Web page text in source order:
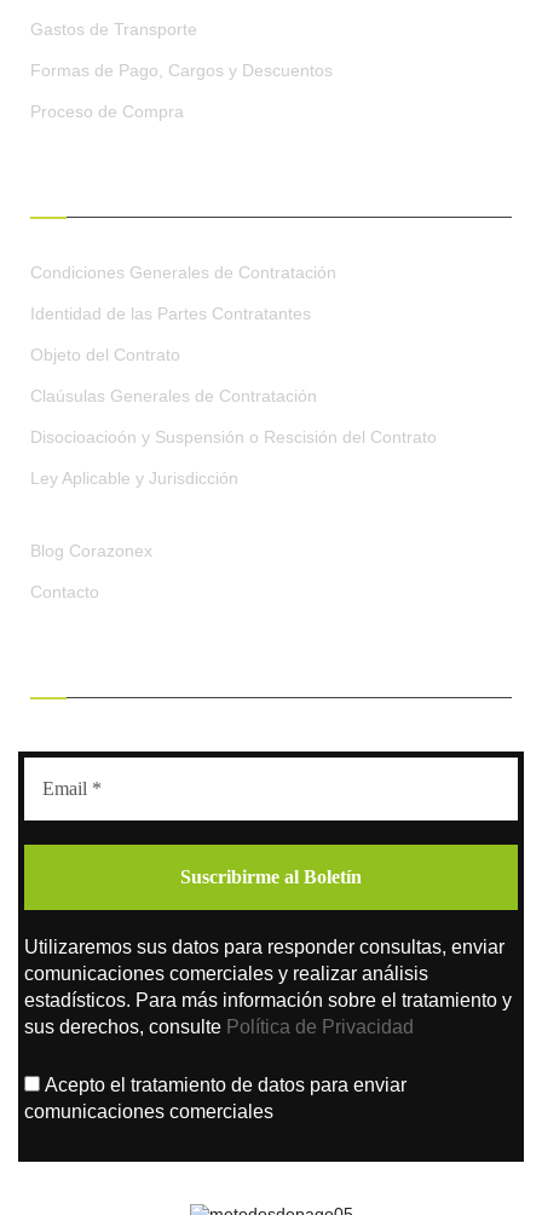
Gastos de Transporte
Formas de Pago, Cargos y Descuentos
Proceso de Compra
Condiciones Generales de Contratación
Identidad de las Partes Contratantes
Objeto del Contrato
Claúsulas Generales de Contratación
Disocioacioón y Suspensión o Rescisión del Contrato
Ley Aplicable y Jurisdicción
Blog Corazonex
Contacto
Utilizaremos sus datos para responder consultas, enviar
comunicaciones comerciales y realizar análisis
estadísticos. Para más información sobre el tratamiento y
sus derechos, consulte Política de Privacidad
Acepto el tratamiento de datos para enviar
comunicaciones comerciales